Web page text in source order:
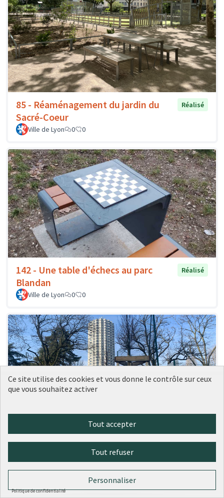
85 - Réaménagement du jardin du
Sacré-Coeur
Réalisé
Ville de Lyon 0 0
142 - Une table d'échecs au parc
Blandan
Réalisé
Ville de Lyon 0 0
41 - Des plantes grimpantes sur les
grilles des city stades
Ce site utilise des cookies et vous donne le contrôle sur ceux
que vous souhaitez activer
Tout accepter
Tout refuser
Personnaliser
Politique de confidentialité